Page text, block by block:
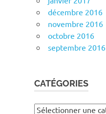
décembre 2016
novembre 2016
octobre 2016
septembre 2016
CATÉGORIES
Catégories